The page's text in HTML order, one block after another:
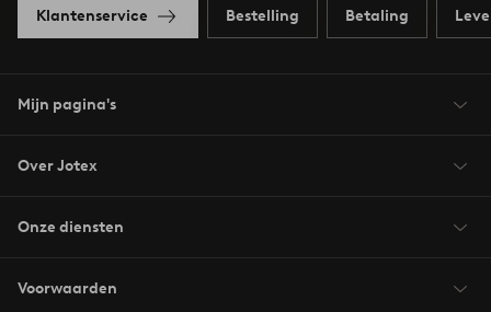
Klantenservice Bestelling Betaling
Mijn pagina's
Over Jotex
Onze diensten
Voorwaarden